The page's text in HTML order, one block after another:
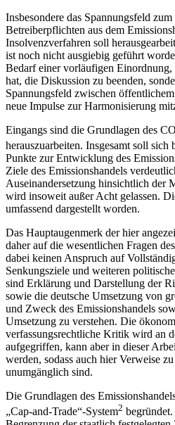
Insbesondere das Spannungsfeld
Betreiberpflichten aus dem
Insolvenzverfahren soll
ist noch nicht ausgiebig geführt
Bedarf einer vorläufigen
hat, die Diskussion zu beenden,
Spannungsfeld zwischen
neue Impulse zur Harmonisierung
Eingangs sind die Grundlagen des CO
herauszuarbeiten. Insgesamt soll
Punkte zur Entwicklung des
Ziele des Emissionshandels
Auseinandersetzung hinsichtlich der
wird insoweit außer Acht gelassen.
umfassend dargestellt worden.
Das Hauptaugenmerk der hier
daher auf die wesentlichen Fragen
dabei keinen Anspruch auf
Senkungsziele und weiteren
sind Erklärung und Darstellung der
sowie die deutsche Umsetzung von
und Zweck des Emissionshandels
Umsetzung zu verstehen. Die
verfassungsrechtliche Kritik wird an
aufgegriffen, kann aber in dieser
werden, sodass auch hier Verweise
unumgänglich sind.
Die Grundlagen des
„Cap-and-Trade“-System2